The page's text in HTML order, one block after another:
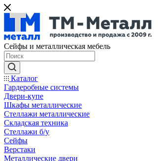
Сейфы и металлическая мебель
Каталог
Гардеробные системы
Двери-купе
Шкафы металлические
Стеллажи металлические
Складская техника
Стеллажи б/у
Сейфы
Верстаки
Металлические двери